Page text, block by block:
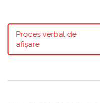
Proces verbal de
afișare